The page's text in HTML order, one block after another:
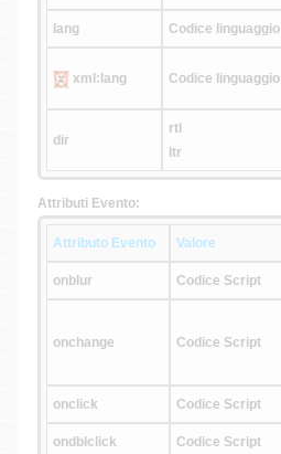
lang Codice linguaggio
xml:lang Codice linguaggio
dir
rtl
ltr
Attributi Evento:
Attributo Evento Valore
onblur Codice Script
onchange Codice Script
onclick Codice Script
ondblclick Codice Script